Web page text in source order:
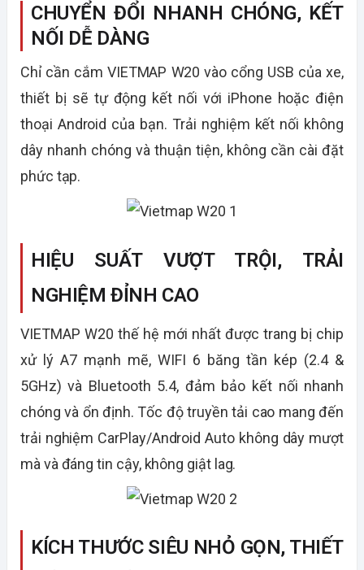
CHUYỂN ĐỔI NHANH CHÓNG, KẾT
NỐI DỄ DÀNG
Chỉ cần cắm VIETMAP W20 vào cổng USB của xe,
thiết bị sẽ tự động kết nối với iPhone hoặc điện
thoại Android của bạn. Trải nghiệm kết nối không
dây nhanh chóng và thuận tiện, không cần cài đặt
phức tạp.
HIỆU SUẤT VƯỢT TRỘI, TRẢI
NGHIỆM ĐỈNH CAO
VIETMAP W20 thế hệ mới nhất được trang bị chip
xử lý A7 mạnh mẽ, WIFI 6 băng tần kép (2.4 &
5GHz) và Bluetooth 5.4, đảm bảo kết nối nhanh
chóng và ổn định. Tốc độ truyền tải cao mang đến
trải nghiệm CarPlay/Android Auto không dây mượt
mà và đáng tin cậy, không giật lag.
KÍCH THƯỚC SIÊU NHỎ GỌN, THIẾT